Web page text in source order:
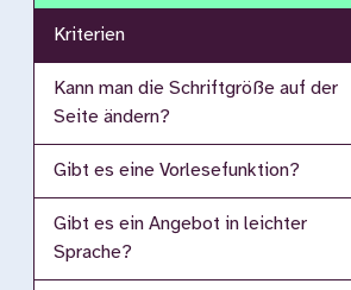
Kriterien
Kann man die Schriftgröße auf der
Seite ändern?
Gibt es eine Vorlesefunktion?
Gibt es ein Angebot in leichter
Sprache?